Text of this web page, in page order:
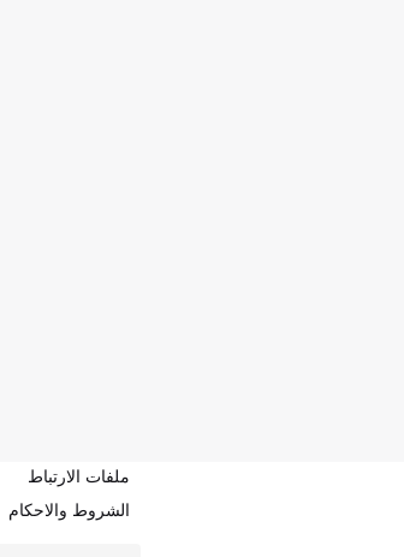
ملفات الارتباط
الشروط والاحكام